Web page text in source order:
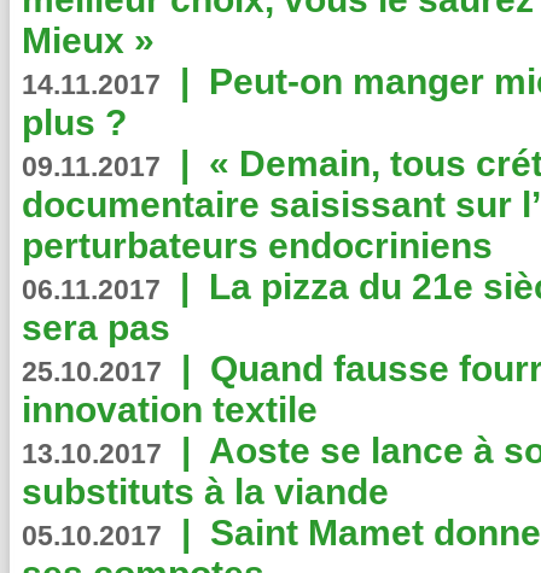
Mieux »
14.11.2017 | Peut-on manger
plus ?
09.11.2017 | « Demain, tous
documentaire saisissant sur
perturbateurs endocriniens
06.11.2017 | La pizza du 21e
sera pas
25.10.2017 | Quand fausse
innovation textile
13.10.2017 | Aoste se lance à
substituts à la viande
05.10.2017 | Saint Mamet